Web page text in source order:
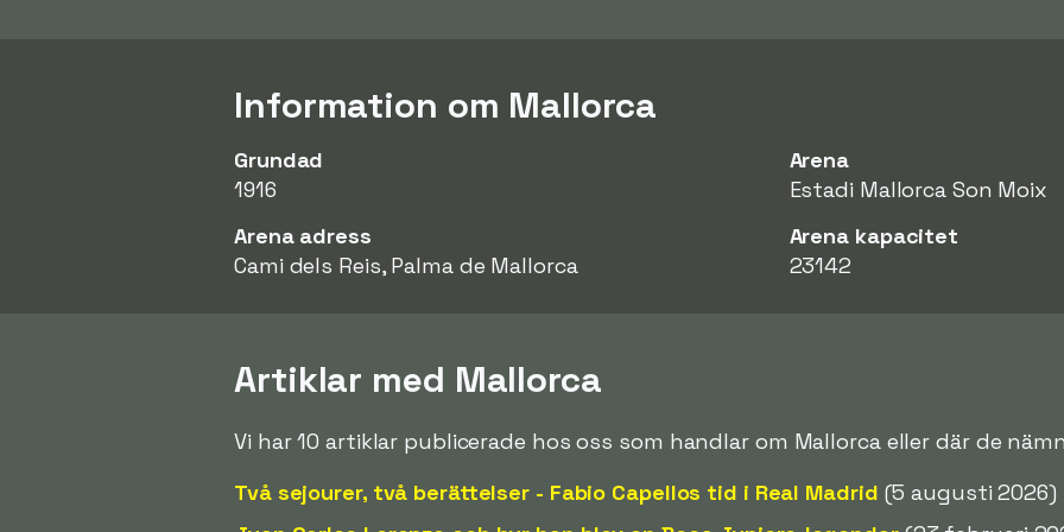
Information om Mallorca
Grundad
1916
Arena
Estadi Mallorca Son Moix
Arena adress
Cami dels Reis, Palma de Mallorca
Arena kapacitet
23142
Artiklar med Mallorca
Vi har 10 artiklar publicerade hos oss som handlar om Mallorca eller där de
Två sejourer, två berättelser - Fabio Capellos tid i Real Madrid (5 augusti 2026)